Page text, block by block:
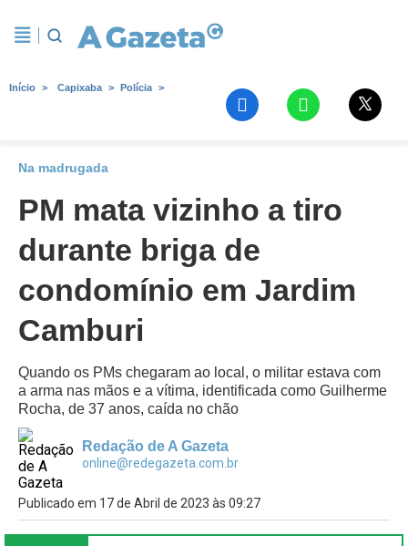
Início Capixaba Polícia
Na madrugada
PM mata vizinho a tiro
durante briga de
condomínio em Jardim
Camburi
Quando os PMs chegaram ao local, o militar estava com
a arma nas mãos e a vítima, identificada como Guilherme
Rocha, de 37 anos, caída no chão
Redação de A Gazeta
online@redegazeta.com.br
Publicado em 17 de Abril de 2023 às 09:27